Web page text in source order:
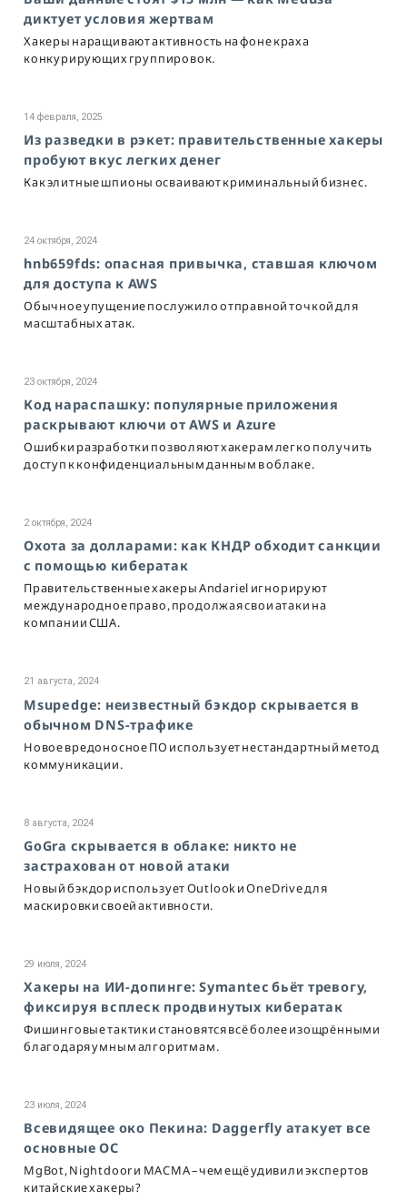
диктует условия жертвам
Хакеры наращивают активность на фоне краха
конкурирующих группировок.
14 февраля, 2025
Из разведки в рэкет: правительственные хакеры
пробуют вкус легких денег
Как элитные шпионы осваивают криминальный бизнес.
24 октября, 2024
hnb659fds: опасная привычка, ставшая ключом
для доступа к AWS
Обычное упущение послужило отправной точкой для
масштабных атак.
23 октября, 2024
Код нараспашку: популярные приложения
раскрывают ключи от AWS и Azure
Ошибки разработки позволяют хакерам легко получить
доступ к конфиденциальным данным в облаке.
2 октября, 2024
Охота за долларами: как КНДР обходит санкции
с помощью кибератак
Правительственные хакеры Andariel игнорируют
международное право, продолжая свои атаки на
компании США.
21 августа, 2024
Msupedge: неизвестный бэкдор скрывается в
обычном DNS-трафике
Новое вредоносное ПО использует нестандартный метод
коммуникации.
8 августа, 2024
GoGra скрывается в облаке: никто не
застрахован от новой атаки
Новый бэкдор использует Outlook и OneDrive для
маскировки своей активности.
29 июля, 2024
Хакеры на ИИ-допинге: Symantec бьёт тревогу,
фиксируя всплеск продвинутых кибератак
Фишинговые тактики становятся всё более изощрёнными
благодаря умным алгоритмам.
23 июля, 2024
Всевидящее око Пекина: Daggerfly атакует все
основные ОС
MgBot, Nightdoor и MACMA – чем ещё удивили экспертов
китайские хакеры?